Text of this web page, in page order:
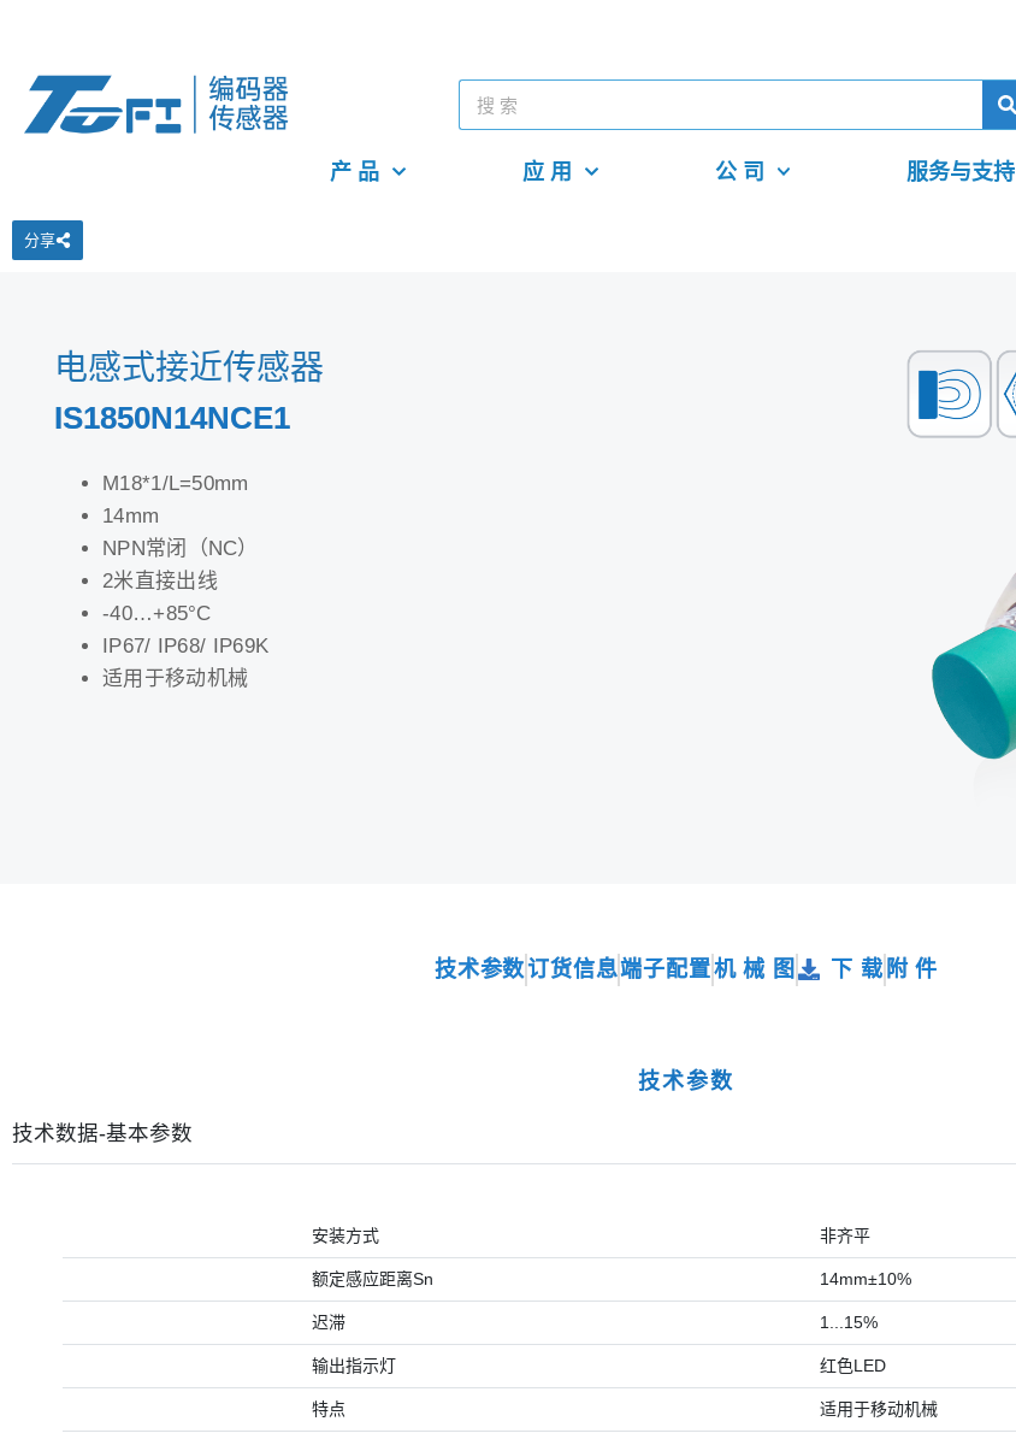
产 品 应 用 公 司 服务与支持
分享
电感式接近传感器
IS1850N14NCE1
M18*1/L=50mm
14mm
NPN常闭（NC）
2米直接出线
-40…+85°C
IP67/ IP68/ IP69K
适用于移动机械
技术参数订货信息端子配置机 械 图 下 载 附 件
技术参数
技术数据-基本参数
安装方式 非齐平
额定感应距离Sn 14mm±10%
迟滞 1...15%
输出指示灯 红色LED
特点 适用于移动机械